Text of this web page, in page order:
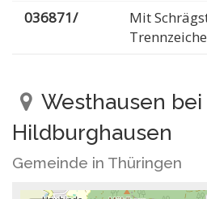
036871/
Mit
Westhausen bei
Hildburghausen
Gemeinde in Thüringen